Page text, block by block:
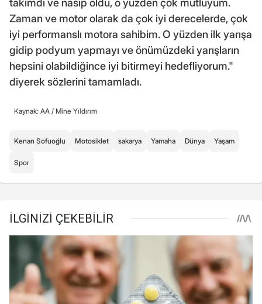
takımdı ve nasip oldu, o yüzden çok mutluyum.
Zaman ve motor olarak da çok iyi derecelerde, çok
iyi performanslı motora sahibim. O yüzden ilk yarışa
gidip podyum yapmayı ve önümüzdeki yarışların
hepsini olabildiğince iyi bitirmeyi hedefliyorum."
diyerek sözlerini tamamladı.
Kaynak: AA / Mine Yıldırım
Kenan Sofuoğlu Motosiklet sakarya Yamaha Dünya Yaşam
Spor